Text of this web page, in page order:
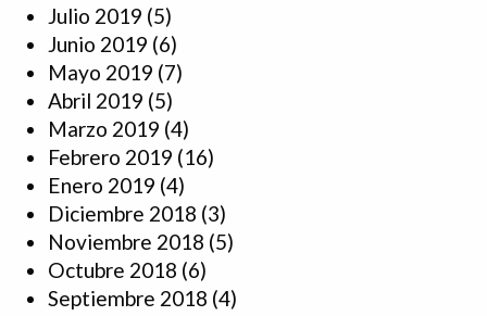
Julio 2019 (5)
Junio 2019 (6)
Mayo 2019 (7)
Abril 2019 (5)
Marzo 2019 (4)
Febrero 2019 (16)
Enero 2019 (4)
Diciembre 2018 (3)
Noviembre 2018 (5)
Octubre 2018 (6)
Septiembre 2018 (4)